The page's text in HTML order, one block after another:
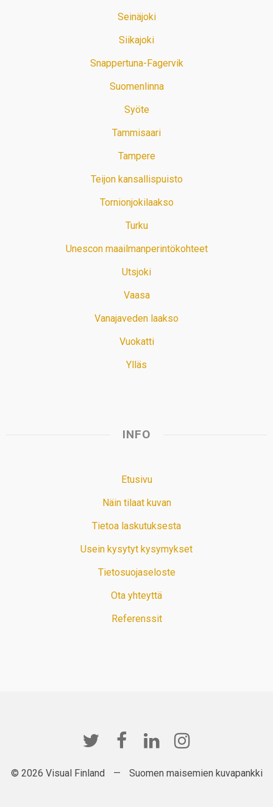
Seinäjoki
Siikajoki
Snappertuna-Fagervik
Suomenlinna
Syöte
Tammisaari
Tampere
Teijon kansallispuisto
Tornionjokilaakso
Turku
Unescon maailmanperintökohteet
Utsjoki
Vaasa
Vanajaveden laakso
Vuokatti
Ylläs
INFO
Etusivu
Näin tilaat kuvan
Tietoa laskutuksesta
Usein kysytyt kysymykset
Tietosuojaseloste
Ota yhteyttä
Referenssit
© 2026 Visual Finland — Suomen maisemien kuvapankki